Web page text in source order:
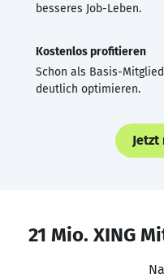
besseres Job-Leben.
Kostenlos profitieren
Schon als Basis-
deutlich optimieren.
21 Mio. XING